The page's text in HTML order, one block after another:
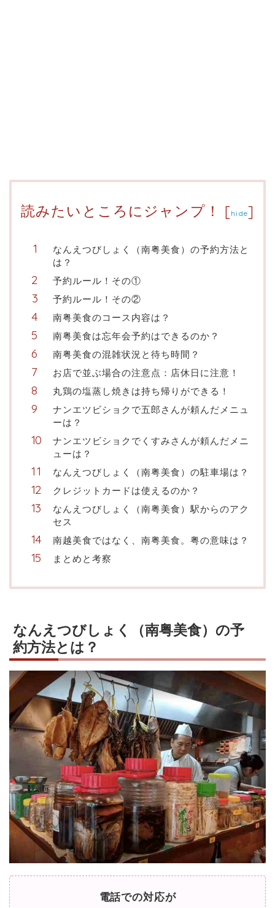
読みたいところにジャンプ！ [hide]
なんえつびしょく（南粤美食）の予約方法と
は？
予約ルール！その①
予約ルール！その②
南粤美食のコース内容は？
南粤美食は忘年会予約はできるのか？
南粤美食の混雑状況と待ち時間？
お店で並ぶ場合の注意点：店休日に注意！
丸鶏の塩蒸し焼きは持ち帰りができる！
ナンエツビショクで五郎さんが頼んだメニュ
ーは？
ナンエツビショクでくすみさんが頼んだメニ
ューは？
なんえつびしょく（南粤美食）の駐車場は？
クレジットカードは使えるのか？
なんえつびしょく（南粤美食）駅からのアク
セス
南越美食ではなく、南粤美食。粤の意味は？
まとめと考察
なんえつびしょく（南粤美食）の予
約方法とは？
電話での対応が